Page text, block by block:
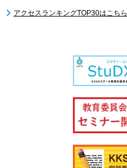
アクセスランキングTOP30はこちら